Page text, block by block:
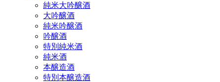
純米大吟醸酒
大吟醸酒
純米吟醸酒
吟醸酒
特別純米酒
純米酒
本醸造酒
特別本醸造酒